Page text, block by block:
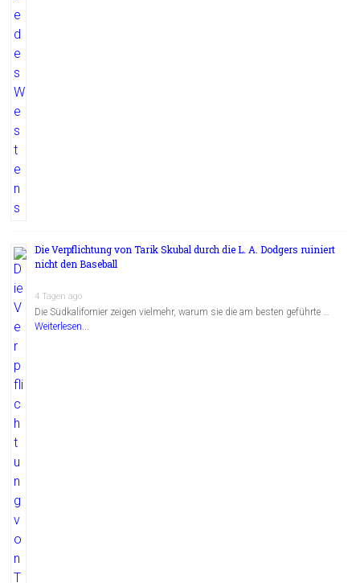
Die Verpflichtung von Tarik Skubal durch die L. A. Dodgers ruiniert
nicht den Baseball
4 Tagen ago
Die Südkalifornier zeigen vielmehr, warum sie die am besten geführte …
Weiterlesen...